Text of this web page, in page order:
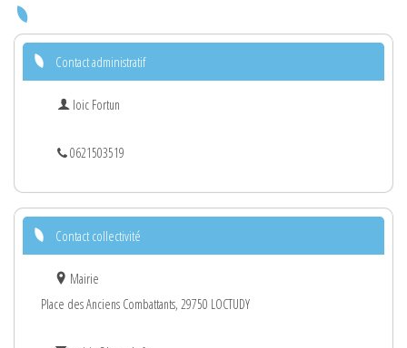
Contact administratif
loic Fortun
0621503519
Contact collectivité
Mairie
Place des Anciens Combattants, 29750 LOCTUDY